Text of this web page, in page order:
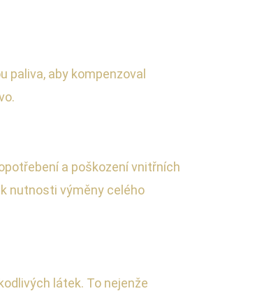
paliva, aby kompenzoval
a poškození vnitřních
nutnosti výměny celého
látek. To nejenže